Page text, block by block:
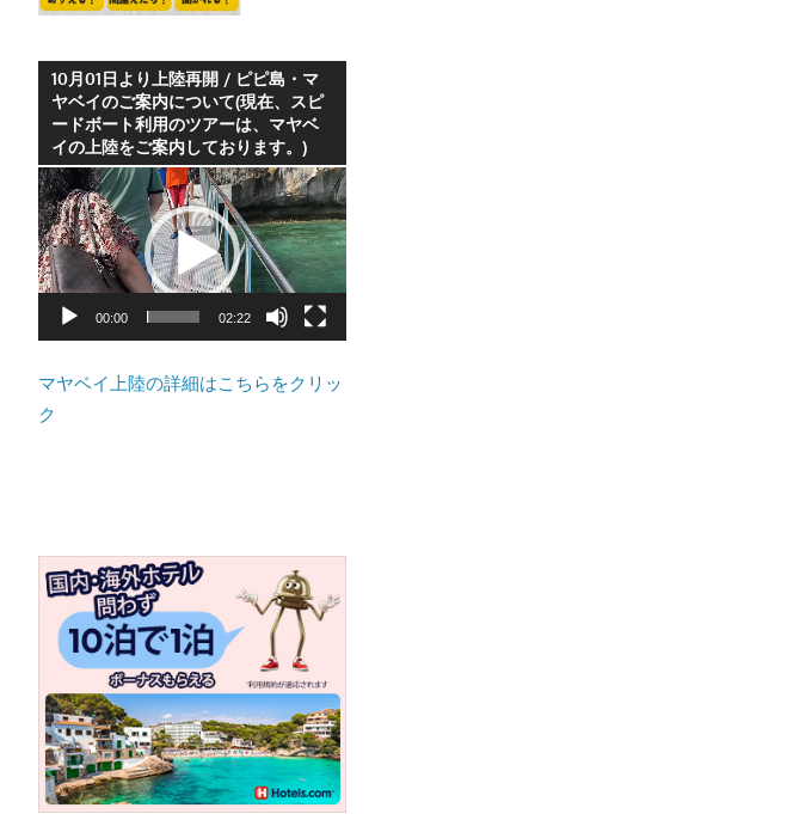
情
や
ー
ケ
ッ
ト
の
景
ど、
ロ
目
つ、
プ
ー
ケ
ッ
10月01日より上陸再開 / ピピ島・マ
ヤベイのご案内について(現在、スピ
ードボート利用のツアーは、マヤベ
イの上陸をご案内しております。)
動
画
プ
レ
ヤ
00:00 02:22
マヤベイ上陸の詳細はこちらをクリッ
ク